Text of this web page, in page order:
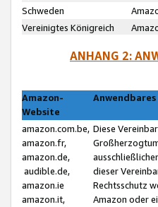
Schweden
Vereinigtes Königreich
ANHANG 2:
Amazon-
Website
amazon.com.be,
amazon.fr,
amazon.de,
audible.de,
amazon.ie
amazon.it,
Diese
dieser
Rechtsschutz
Amazon oder